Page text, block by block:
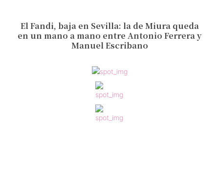
El Fandi, baja en Sevilla: la de Miura queda
en un mano a mano entre Antonio Ferrera y
Manuel Escribano